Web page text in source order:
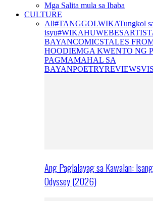
Mga Salita mula sa Ibaba
CULTURE
All#TANGGOLWIKATungkol
isyu#WIKAHUWEBES
BAYANCOMICSTALES
HOODIEMGA KWENTO NG
PAGMAMAHAL SA
BAYANPOETRYREVIEWS
Ang Paglalayag sa Kawalan:
Odyssey (2026)